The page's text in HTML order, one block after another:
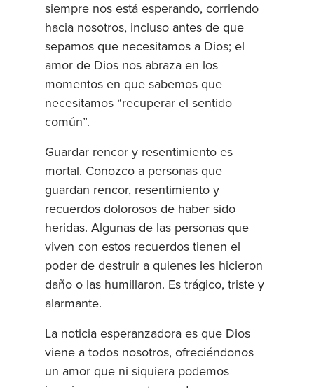
siempre nos está esperando, corriendo
hacia nosotros, incluso antes de que
sepamos que necesitamos a Dios; el
amor de Dios nos abraza en los
momentos en que sabemos que
necesitamos “recuperar el sentido
común”.
Guardar rencor y resentimiento es
mortal. Conozco a personas que
guardan rencor, resentimiento y
recuerdos dolorosos de haber sido
heridas. Algunas de las personas que
viven con estos recuerdos tienen el
poder de destruir a quienes les hicieron
daño o las humillaron. Es trágico, triste y
alarmante.
La noticia esperanzadora es que Dios
viene a todos nosotros, ofreciéndonos
un amor que ni siquiera podemos